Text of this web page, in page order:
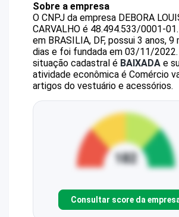
Sobre a empresa
O CNPJ da empresa DEBORA
CARVALHO é 48.494.533/0001-01.
em BRASILIA, DF, possui 3 anos, 9
dias e foi fundada em 03/11/2022.
situação cadastral é BAIXADA e
atividade econômica é Comércio
artigos do vestuário e acessórios.
Consultar score da